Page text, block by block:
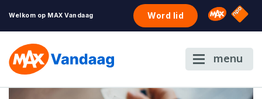
Welkom op MAX Vandaag Word lid Omroep
NPO
menu